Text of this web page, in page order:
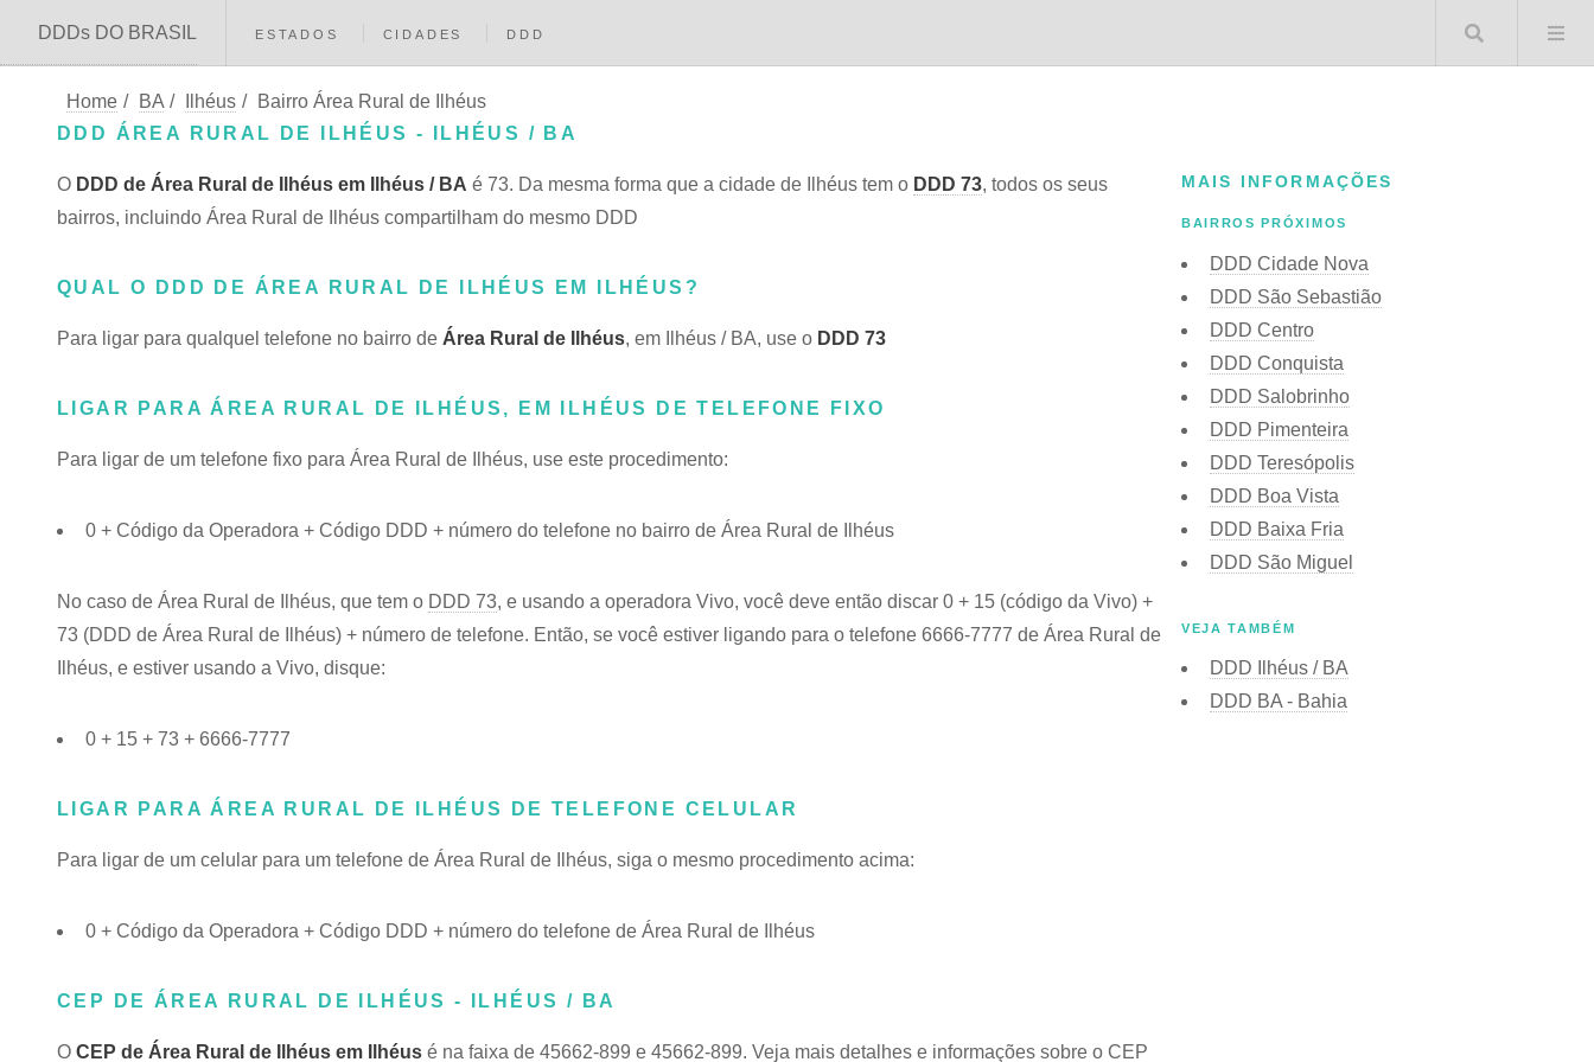
DDDs DO BRASIL ESTADOS CIDADES DDD Buscar
Home / BA / Ilhéus /
Bairro Área Rural de Ilhéus
DDD ÁREA RURAL DE ILHÉUS - ILHÉUS / BA
O DDD de Área Rural de Ilhéus em Ilhéus / BA é 73. Da mesma forma que a cidade de Ilhéus tem o DDD 73, todos os seus
bairros, incluindo Área Rural de Ilhéus compartilham do mesmo DDD
QUAL O DDD DE ÁREA RURAL DE ILHÉUS EM ILHÉUS?
Para ligar para qualquel telefone no bairro de Área Rural de Ilhéus, em Ilhéus / BA, use o DDD 73
LIGAR PARA ÁREA RURAL DE ILHÉUS, EM ILHÉUS DE TELEFONE FIXO
Para ligar de um telefone fixo para Área Rural de Ilhéus, use este procedimento:
0 + Código da Operadora + Código DDD + número do telefone no bairro de Área Rural de Ilhéus
No caso de Área Rural de Ilhéus, que tem o DDD 73, e usando a operadora Vivo, você deve então discar 0 + 15 (código da Vivo) +
73 (DDD de Área Rural de Ilhéus) + número de telefone. Então, se você estiver ligando para o telefone 6666-7777 de Área Rural de
Ilhéus, e estiver usando a Vivo, disque:
0 + 15 + 73 + 6666-7777
LIGAR PARA ÁREA RURAL DE ILHÉUS DE TELEFONE CELULAR
Para ligar de um celular para um telefone de Área Rural de Ilhéus, siga o mesmo procedimento acima:
0 + Código da Operadora + Código DDD + número do telefone de Área Rural de Ilhéus
CEP DE ÁREA RURAL DE ILHÉUS - ILHÉUS / BA
O CEP de Área Rural de Ilhéus em Ilhéus é na faixa de 45662-899 e 45662-899. Veja mais detalhes e informações sobre o CEP
MAIS INFORMAÇÕES
BAIRROS PRÓXIMOS
DDD Cidade Nova
DDD São Sebastião
DDD Centro
DDD Conquista
DDD Salobrinho
DDD Pimenteira
DDD Teresópolis
DDD Boa Vista
DDD Baixa Fria
DDD São Miguel
VEJA TAMBÉM
DDD Ilhéus / BA
DDD BA - Bahia